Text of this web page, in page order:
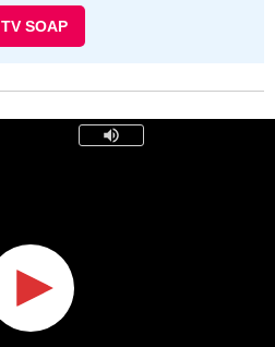
TV SOAP